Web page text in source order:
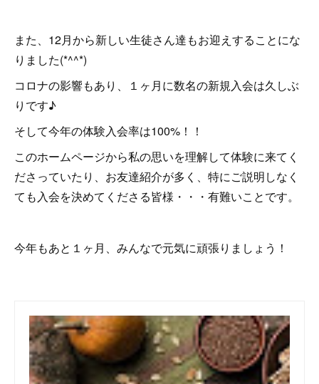
また、12月から新しい生徒さん達もお迎えすることにな
りました(*^^*)
コロナの影響もあり、１ヶ月に数名の新規入会は久しぶ
りです♪
そして今年の体験入会率は100%！！
このホームページから私の思いを理解して体験に来てく
ださっていたり、お友達紹介が多く、特にご説明しなく
ても入会を決めてくださる皆様・・・有難いことです。
今年もあと１ヶ月、みんなで元気に頑張りましょう！